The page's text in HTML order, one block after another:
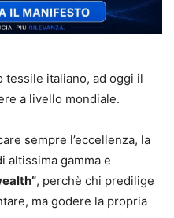
tessile italiano, ad oggi il
a livello mondiale.
sempre l’eccellenza, la
altissima gamma e
, perchè chi predilige
ma godere la propria